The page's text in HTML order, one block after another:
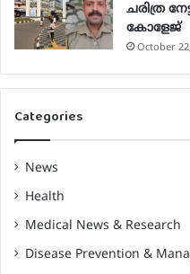
ചരിത്ര
കോളേജ്
October
Categories
News
Health
Medical News & Research
Disease Prevention &